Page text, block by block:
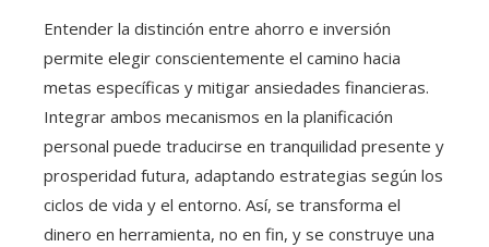
Entender la distinción entre ahorro e inversión
permite elegir conscientemente el camino hacia
metas específicas y mitigar ansiedades financieras.
Integrar ambos mecanismos en la planificación
personal puede traducirse en tranquilidad presente y
prosperidad futura, adaptando estrategias según los
ciclos de vida y el entorno. Así, se transforma el
dinero en herramienta, no en fin, y se construye una